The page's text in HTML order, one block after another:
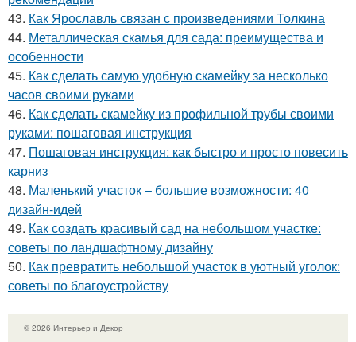
43. Как Ярославль связан с произведениями Толкина
44. Металлическая скамья для сада: преимущества и
особенности
45. Как сделать самую удобную скамейку за несколько
часов своими руками
46. Как сделать скамейку из профильной трубы своими
руками: пошаговая инструкция
47. Пошаговая инструкция: как быстро и просто повесить
карниз
48. Маленький участок – большие возможности: 40
дизайн-идей
49. Как создать красивый сад на небольшом участке:
советы по ландшафтному дизайну
50. Как превратить небольшой участок в уютный уголок:
советы по благоустройству
© 2026 Интерьер и Декор